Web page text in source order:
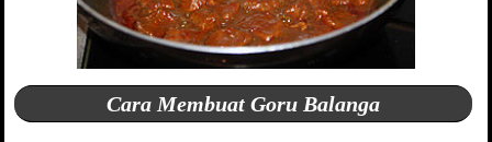
Cara Membuat Goru Balanga